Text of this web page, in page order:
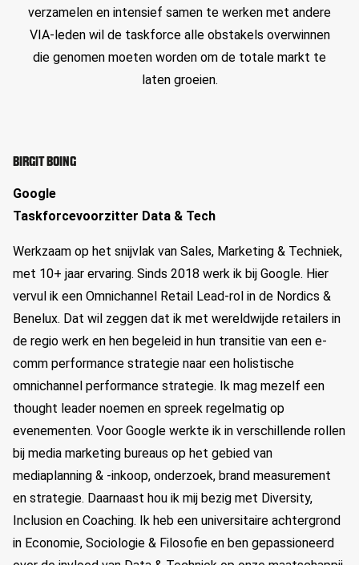
verzamelen en intensief samen te werken met andere
VIA-leden wil de taskforce alle obstakels overwinnen
die genomen moeten worden om de totale markt te
laten groeien.
BIRGIT BOING
Google
Taskforcevoorzitter Data & Tech
Werkzaam op het snijvlak van Sales, Marketing & Techniek,
met 10+ jaar ervaring. Sinds 2018 werk ik bij Google. Hier
vervul ik een Omnichannel Retail Lead-rol in de Nordics &
Benelux. Dat wil zeggen dat ik met wereldwijde retailers in
de regio werk en hen begeleid in hun transitie van een e-
comm performance strategie naar een holistische
omnichannel performance strategie. Ik mag mezelf een
thought leader noemen en spreek regelmatig op
evenementen. Voor Google werkte ik in verschillende rollen
bij media marketing bureaus op het gebied van
mediaplanning & -inkoop, onderzoek, brand measurement
en strategie. Daarnaast hou ik mij bezig met Diversity,
Inclusion en Coaching. Ik heb een universitaire achtergrond
in Economie, Sociologie & Filosofie en ben gepassioneerd